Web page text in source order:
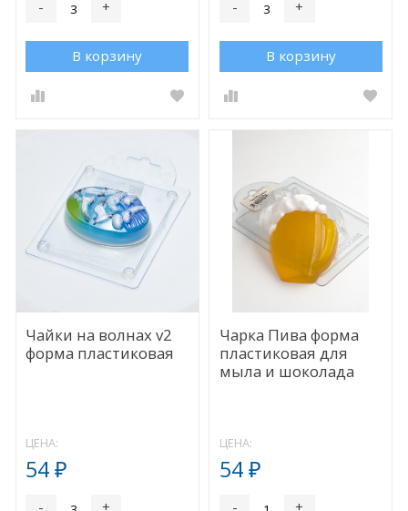
- +
В корзину
- +
В корзину
Чайки на волнах v2
форма пластиковая
ЦЕНА:
54₽
- +
Чарка Пива форма
пластиковая для
мыла и шоколада
ЦЕНА:
54 ₽
- +